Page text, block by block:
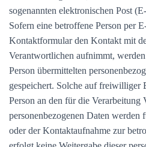
sogenannten elektronischen Post
Sofern eine betroffene Person per
Kontaktformular den Kontakt mit
Verantwortlichen aufnimmt,
Person übermittelten
gespeichert. Solche auf freiwilliger
Person an den für die Verarbeitung
personenbezogenen Daten
oder der Kontaktaufnahme zur